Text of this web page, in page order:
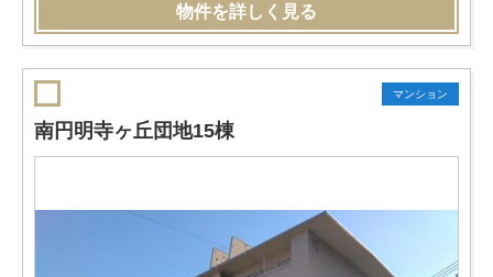
物件を詳しく見る
マンション
南円明寺ヶ丘団地15棟